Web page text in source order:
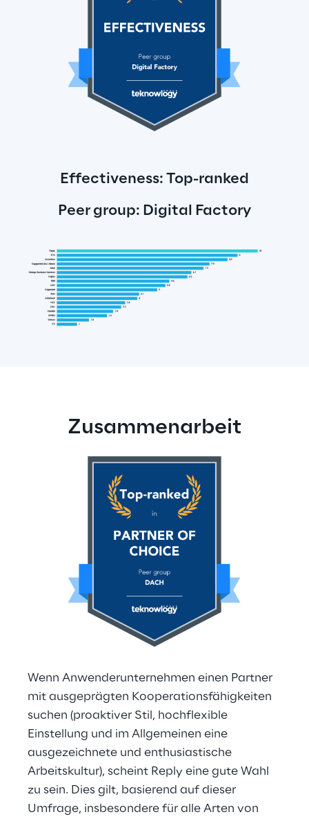
Effectiveness: Top-ranked
Peer group: Digital Factory
Zusammenarbeit
Wenn Anwenderunternehmen einen Partner
mit ausgeprägten Kooperationsfähigkeiten
suchen (proaktiver Stil, hochflexible
Einstellung und im Allgemeinen eine
ausgezeichnete und enthusiastische
Arbeitskultur), scheint Reply eine gute Wahl
zu sein. Dies gilt, basierend auf dieser
Umfrage, insbesondere für alle Arten von